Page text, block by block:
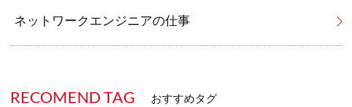
ネットワークエンジニアの仕事
RECOMEND TAG おすすめタグ